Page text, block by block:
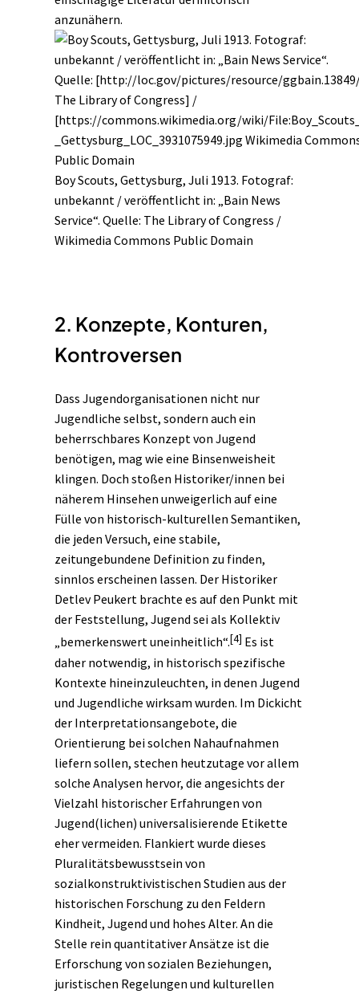
anzunähern.
Boy Scouts, Gettysburg, Juli 1913. Fotograf:
unbekannt / veröffentlicht in: „Bain News
Service“. Quelle: The Library of Congress /
Wikimedia Commons Public Domain
2. Konzepte, Konturen,
Kontroversen
Dass Jugendorganisationen nicht nur
Jugendliche selbst, sondern auch ein
beherrschbares Konzept von Jugend
benötigen, mag wie eine Binsenweisheit
klingen. Doch stoßen Historiker/innen bei
näherem Hinsehen unweigerlich auf eine
Fülle von historisch-kulturellen Semantiken,
die jeden Versuch, eine stabile,
zeitungebundene Definition zu finden,
sinnlos erscheinen lassen. Der Historiker
Detlev Peukert brachte es auf den Punkt mit
der Feststellung, Jugend sei als Kollektiv
„bemerkenswert uneinheitlich“.[4] Es ist
daher notwendig, in historisch spezifische
Kontexte hineinzuleuchten, in denen Jugend
und Jugendliche wirksam wurden. Im Dickicht
der Interpretationsangebote, die
Orientierung bei solchen Nahaufnahmen
liefern sollen, stechen heutzutage vor allem
solche Analysen hervor, die angesichts der
Vielzahl historischer Erfahrungen von
Jugend(lichen) universalisierende Etikette
eher vermeiden. Flankiert wurde dieses
Pluralitätsbewusstsein von
sozialkonstruktivistischen Studien aus der
historischen Forschung zu den Feldern
Kindheit, Jugend und hohes Alter. An die
Stelle rein quantitativer Ansätze ist die
Erforschung von sozialen Beziehungen,
juristischen Regelungen und kulturellen